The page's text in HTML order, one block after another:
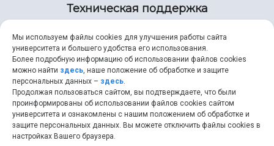
Техническая поддержка
+7 (846) 267-49-99
help@ssau.ru
Мы используем файлы cookies для улучшения работы сайта
университета и большего удобства его использования.
Более подробную информацию об использовании файлов cookies
можно найти здесь, наше положение об обработке и защите
персональных данных – здесь.
Продолжая пользоваться сайтом, вы подтверждаете, что были
проинформированы об использовании файлов cookies сайтом
университета и ознакомлены с нашим положением об обработке и
защите персональных данных. Вы можете отключить файлы cookies в
настройках Вашего браузера.